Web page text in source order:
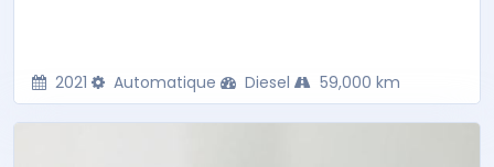
2021 Automatique Diesel 59,000 km